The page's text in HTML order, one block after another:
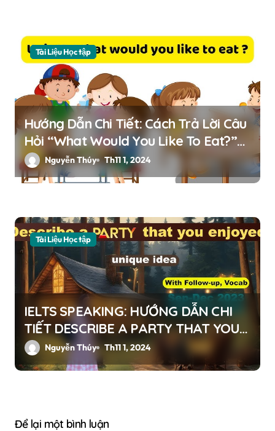
Tài Liệu Học tập
Hướng Dẫn Chi Tiết: Cách Trả Lời Câu
Hỏi “What Would You Like To Eat?”
Trong Tiếng Anh Lớp 5
Nguyễn Thúy Th11 1, 2024
Tài Liệu Học tập
IELTS SPEAKING: HƯỚNG DẪN CHI
TIẾT DESCRIBE A PARTY THAT YOU
ENJOYED
Nguyễn Thúy Th11 1, 2024
Để lại một bình luận